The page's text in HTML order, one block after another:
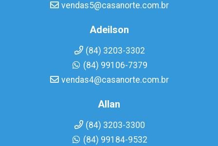
vendas5@casanorte.com.br
Adeilson
(84) 3203-3302
(84) 99106-7379
vendas4@casanorte.com.br
Allan
(84) 3203-3300
(84) 99184-9532